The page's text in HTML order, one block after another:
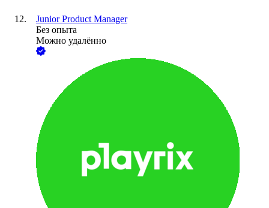
Junior Product Manager
Без опыта
Можно удалённо